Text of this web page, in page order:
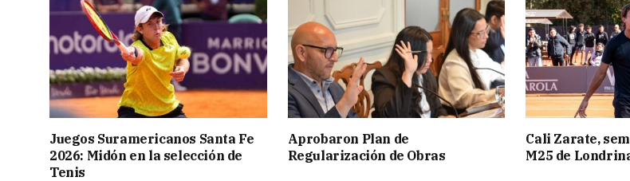
Juegos Suramericanos Santa Fe
2026: Midón en la selección de
Tenis
Aprobaron Plan de
Regularización de Obras
Cali Zarate,
M25 de